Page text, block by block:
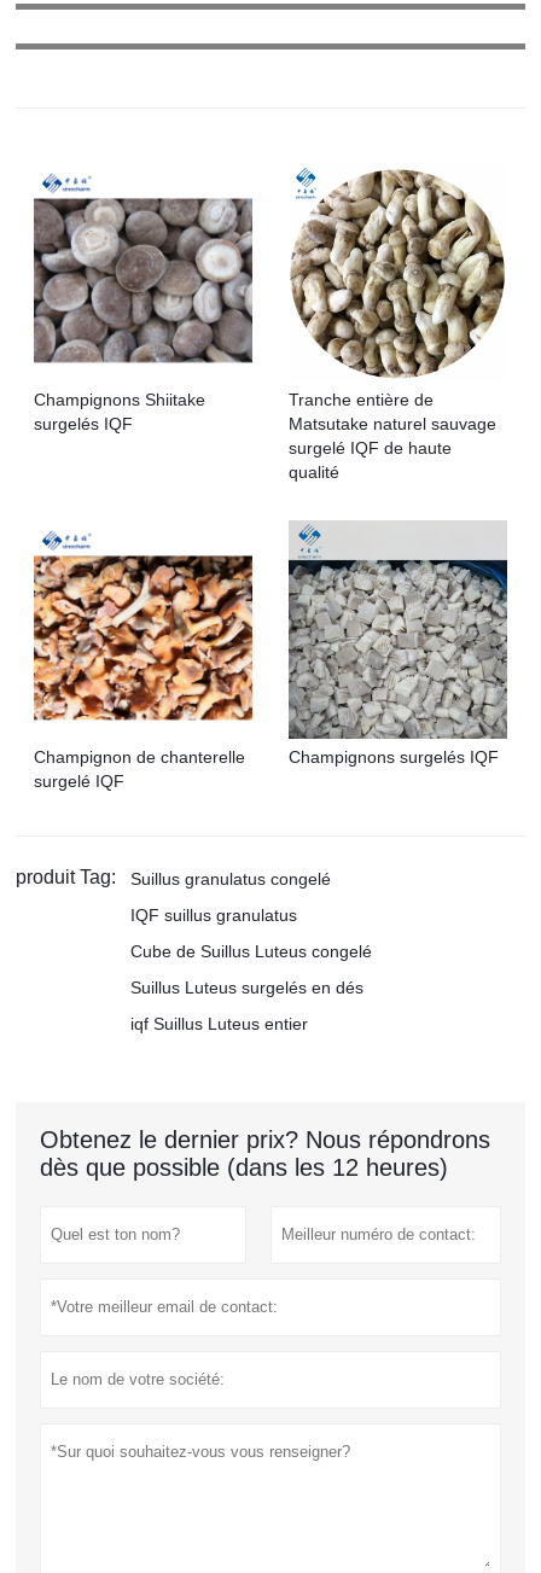
Champignons Shiitake
surgelés IQF
Tranche entière de
Matsutake naturel sauvage
surgelé IQF de haute
qualité
Champignon de chanterelle
surgelé IQF
Champignons surgelés IQF
produit Tag:
Suillus granulatus congelé
IQF suillus granulatus
Cube de Suillus Luteus congelé
Suillus Luteus surgelés en dés
iqf Suillus Luteus entier
Obtenez le dernier prix? Nous répondrons
dès que possible (dans les 12 heures)